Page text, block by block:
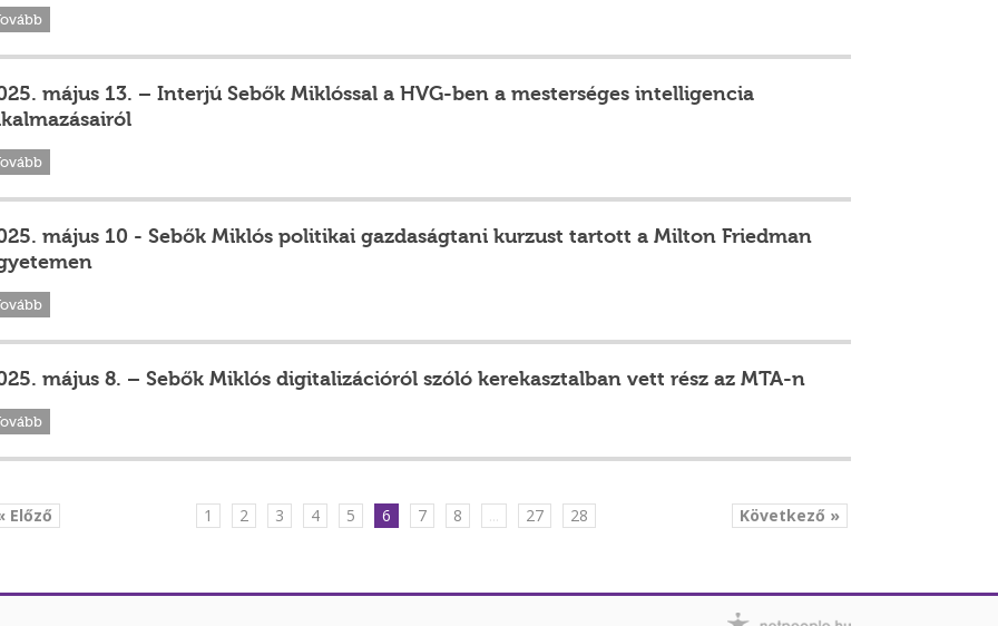
május 13. – Interjú Sebők Miklóssal a HVG-ben a mesterséges intelligencia
május 10 - Sebők Miklós politikai gazdaságtani kurzust tartott a Milton Friedman
május 8. – Sebők Miklós digitalizációról szóló kerekasztalban vett rész az MTA-n
Előző 1 2 3 4 5 6 7 8 ... 27 28 Következő »